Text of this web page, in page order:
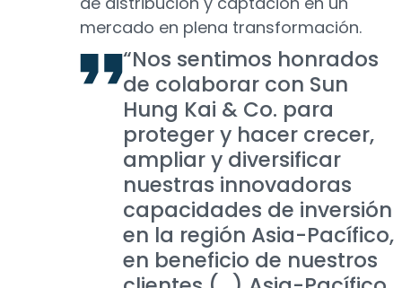
mercado en plena transformación.
“Nos sentimos honrados
de colaborar con Sun
Hung Kai & Co. para
proteger y hacer crecer,
ampliar y diversificar
nuestras innovadoras
capacidades de inversión
en la región Asia-Pacífico,
en beneficio de nuestros